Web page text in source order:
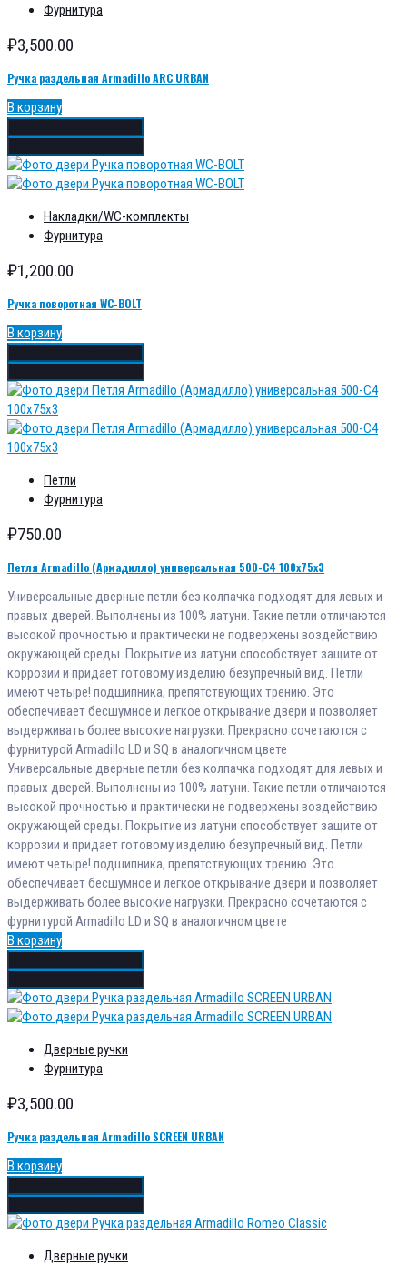
Фурнитура
₽3,500.00
Ручка раздельная Armadillo ARC URBAN
В корзину
Накладки/WC-комплекты
Фурнитура
₽1,200.00
Ручка поворотная WC-BOLT
В корзину
Петли
Фурнитура
₽750.00
Петля Armadillo (Армадилло) универсальная 500-C4 100x75x3
Универсальные дверные петли без колпачка подходят для левых и
правых дверей. Выполнены из 100% латуни. Такие петли отличаются
высокой прочностью и практически не подвержены воздействию
окружающей среды. Покрытие из латуни способствует защите от
коррозии и придает готовому изделию безупречный вид. Петли
имеют четыре! подшипника, препятствующих трению. Это
обеспечивает бесшумное и легкое открывание двери и позволяет
выдерживать более высокие нагрузки. Прекрасно сочетаются с
фурнитурой Armadillo LD и SQ в аналогичном цвете
Универсальные дверные петли без колпачка подходят для левых и
правых дверей. Выполнены из 100% латуни. Такие петли отличаются
высокой прочностью и практически не подвержены воздействию
окружающей среды. Покрытие из латуни способствует защите от
коррозии и придает готовому изделию безупречный вид. Петли
имеют четыре! подшипника, препятствующих трению. Это
обеспечивает бесшумное и легкое открывание двери и позволяет
выдерживать более высокие нагрузки. Прекрасно сочетаются с
фурнитурой Armadillo LD и SQ в аналогичном цвете
В корзину
Дверные ручки
Фурнитура
₽3,500.00
Ручка раздельная Armadillo SCREEN URBAN
В корзину
Дверные ручки